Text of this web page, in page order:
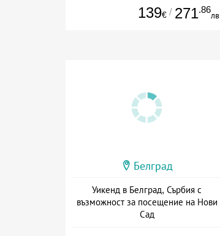
139€ / 271.86
лв.
Белград
Уикенд в Белград, Сърбия с
възможност за посещение на Нови
Сад